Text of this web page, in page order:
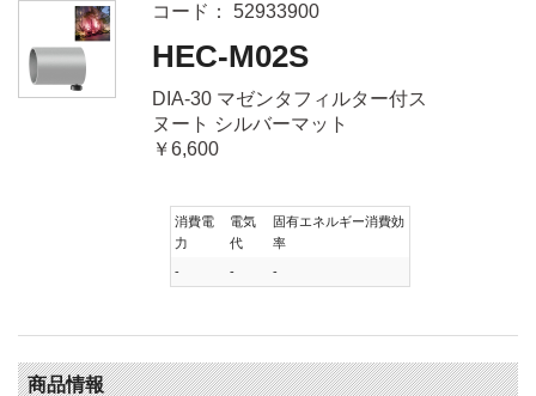
コード： 52933900
HEC-M02S
DIA-30 マゼンタフィルター付ス
ヌート シルバーマット
￥6,600
消費電
力
電気
代
固有エネルギー消費効
率
-
- -
商品情報